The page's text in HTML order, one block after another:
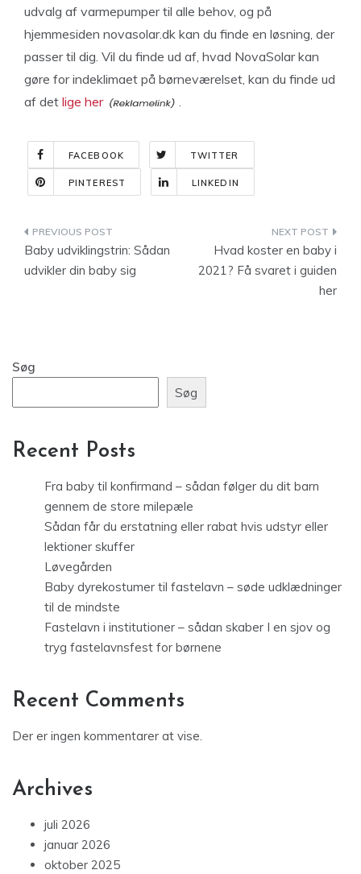
udvalg af varmepumper til alle behov, og på
hjemmesiden novasolar.dk kan du finde en løsning, der
passer til dig. Vil du finde ud af, hvad NovaSolar kan
gøre for indeklimaet på børneværelset, kan du finde ud
af det lige her .
FACEBOOK TWITTER
PINTEREST LINKEDIN
Indlægsnavigation
Baby udviklingstrin: Sådan
udvikler din baby sig
Hvad koster en baby i
2021? Få svaret i guiden
her
Søg
Søg
Recent Posts
Fra baby til konfirmand – sådan følger du dit barn
gennem de store milepæle
Sådan får du erstatning eller rabat hvis udstyr eller
lektioner skuffer
Løvegården
Baby dyrekostumer til fastelavn – søde udklædninger
til de mindste
Fastelavn i institutioner – sådan skaber I en sjov og
tryg fastelavnsfest for børnene
Recent Comments
Der er ingen kommentarer at vise.
Archives
juli 2026
januar 2026
oktober 2025